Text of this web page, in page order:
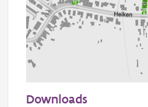
Informatie Vlaanderen
Downloads